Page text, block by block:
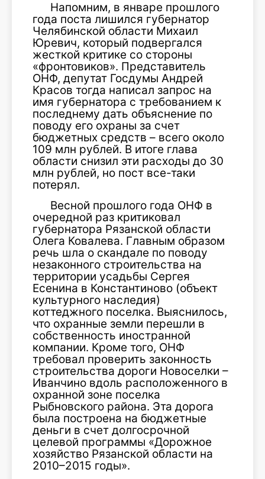
Напомним, в январе прошлого
года поста лишился губернатор
Челябинской области Михаил
Юревич, который подвергался
жесткой критике со стороны
«фронтовиков». Представитель
ОНФ, депутат Госдумы Андрей
Красов тогда написал запрос на
имя губернатора с требованием к
последнему дать объяснение по
поводу его охраны за счет
бюджетных средств – всего около
109 млн рублей. В итоге глава
области снизил эти расходы до 30
млн рублей, но пост все-таки
потерял.
Весной прошлого года ОНФ в
очередной раз критиковал
губернатора Рязанской области
Олега Ковалева. Главным образом
речь шла о скандале по поводу
незаконного строительства на
территории усадьбы Сергея
Есенина в Константиново (объект
культурного наследия)
коттеджного поселка. Выяснилось,
что охранные земли перешли в
собственность иностранной
компании. Кроме того, ОНФ
требовал проверить законность
строительства дороги Новоселки –
Иванчино вдоль расположенного в
охранной зоне поселка
Рыбновского района. Эта дорога
была построена на бюджетные
деньги в счет долгосрочной
целевой программы «Дорожное
хозяйство Рязанской области на
2010–2015 годы».